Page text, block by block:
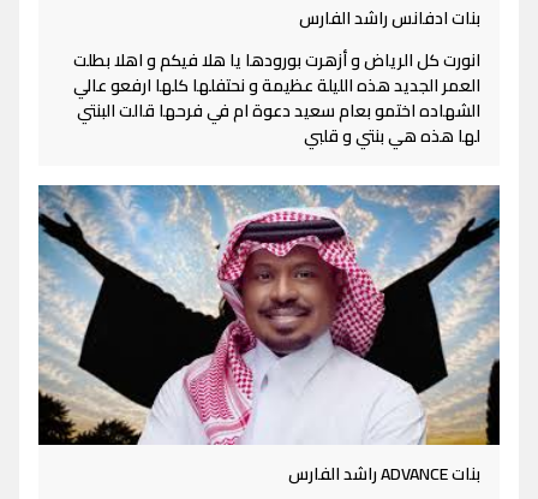
بنات ادفانس راشد الفارس
انورت كل الرياض و أزهرت بورودها يا هلا فيكم و اهلا بطلت
العمر الجديد هذه الليلة عظيمة و نحتفلها كلها ارفعو عالي
الشهاده اختمو بعام سعيد دعوة ام في فرحها قالت البنتي
لها هذه هي بنتي و قلبي
بنات ADVANCE راشد الفارس